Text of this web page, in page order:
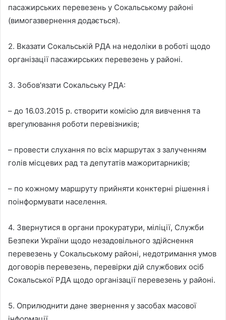
пасажирських перевезень у Сокальському районі
(вимогазвернення додається).
2. Вказати Сокальській РДА на недоліки в роботі щодо
організації пасажирських перевезень у районі.
3. Зобов'язати Сокальську РДА:
– до 16.03.2015 р. створити комісію для вивчення та
врегулювання роботи перевізників;
– провести слухання по всіх маршрутах з залученням
голів місцевих рад та депутатів мажоритарників;
– по кожному маршруту прийняти конктерні рішення і
поінформувати населення.
4. Звернутися в органи прокуратури, міліції, Служби
Безпеки України щодо незадовільного здійснення
перевезень у Сокальському районі, недотримання умов
договорів перевезень, перевірки дій службових осіб
Сокальської РДА щодо організації перевезень у районі.
5. Оприлюднити дане звернення у засобах масової